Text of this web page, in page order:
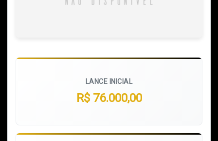
LANCE INICIAL
R$ 76.000,00